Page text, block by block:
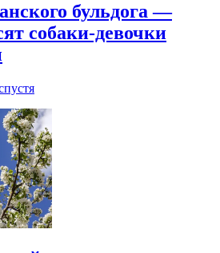
бульдога —
собаки-девочки